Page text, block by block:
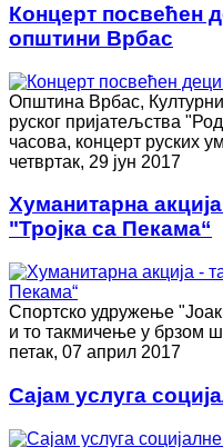
Концерт посвећен
општини Врбас
Општина Врбас,
руског пријатељства
часова, концерт руских
четвртак, 29 јун 2017
Хуманитарна
"Тројка са Пекама“
Спортско удружење
и то такмичење у брзом
петак, 07 април 2017
Сајам услуга